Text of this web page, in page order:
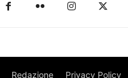
Redazione Privacy Policy